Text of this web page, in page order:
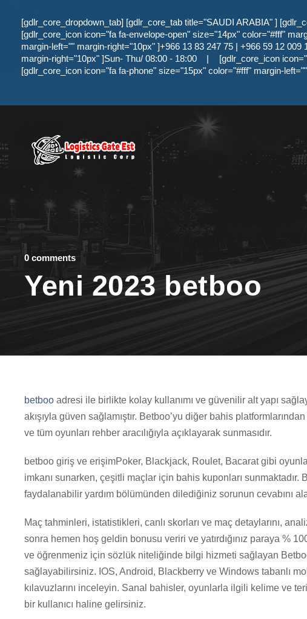
[gdlr_core_dropdown_tab] [gdlr_core_tab title="SAUDI ARABIA" ]
[gdlr_core_icon icon="fa fa-envelope-open" size="14px" color="#fff"
margin-left="" margin-right="10px" ]+966 13 83 247 75 | +966 59 12
margin-right="10px" ]Sun- Thu/ 08:00 - 18:00
| [gdlr_core_icon
[gdlr_core_icon icon="fa fa-phone" size="15px" color="#fff" margin-
0 comments
Yeni 2023 betboo
betboo adresi ile birlikte kolay kullanımı ve güvenilir alt yapı
akışıyla güven sağlamıştır. Betboo’yu diğer bahis
ve tüm oyunları rehber aracılığıyla açıklayarak sunmasıdır.
betboo giriş ve erişimPoker, Blackjack, Roulet, Bacarat gibi
imkanı sunarken, çeşitli maçlar için bahis kuponları
faydalanabilir yardım bölümünden dilediğiniz sorunun cevabını
Maç tahminleri, istatistikleri, canlı skorları ve maç detaylarını,
sonra hemen hoş geldin bonusu veriri ve yatırdığınız paraya %
ve öğrenmeniz için sözlük niteliğinde bilgi hizmeti sağlayan
sağlayabilirsiniz. IOS, Android, Blackberry ve Windows tabanlı
kılavuzlarını inceleyin. Sanal bahisler, oyunlarla ilgili kelime ve
bir kullanıcı haline gelirsiniz.